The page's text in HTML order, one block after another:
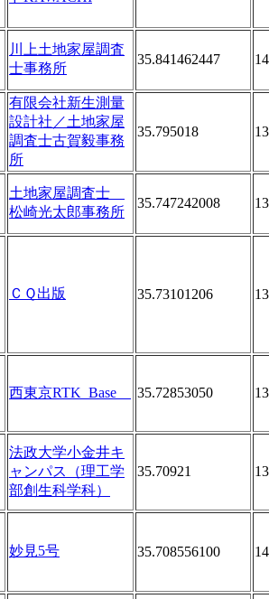
川上土地家屋調査
士事務所
35.841462447
有限会社新生測量
設計社／土地家屋
調査士古賀毅事務
所
35.795018
土地家屋調査士
松崎光太郎事務所
35.747242008
ＣＱ出版 35.73101206
西東京RTK_Base 35.72853050
法政大学小金井キ
ャンパス（理工学
部創生科学科）
35.70921
妙見5号 35.708556100